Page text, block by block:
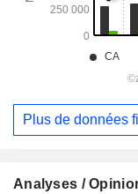
Plus de données
Analyses /